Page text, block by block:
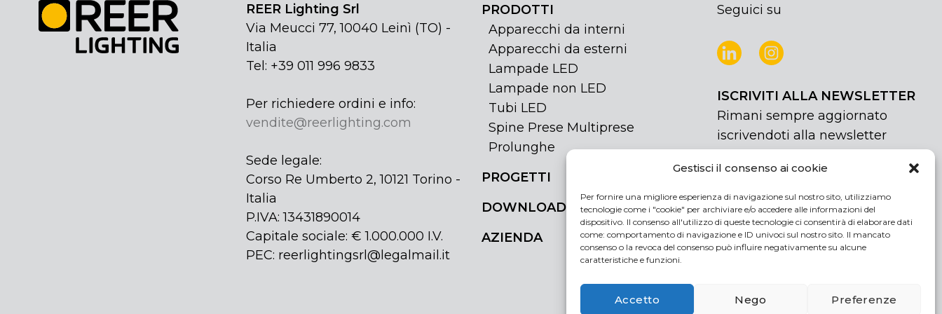
Gestisci il consenso ai cookie
Per fornire una migliore esperienza di navigazione sul nostro sito, utilizziamo
tecnologie come i "cookie" per archiviare e/o accedere alle informazioni del
dispositivo. Il consenso all'utilizzo di queste tecnologie ci consentirà di elaborare dati
come: comportamento di navigazione e ID univoci sul nostro sito. Il mancato
consenso o la revoca del consenso può influire negativamente su alcune
caratteristiche e funzioni.
Accetto Nego Preferenze
REER Lighting Srl
Via Meucci 77, 10040 Leinì (TO) -
Italia
Tel: +39 011 996 9833
Per richiedere ordini e info:
vendite@reerlighting.com
Sede legale:
Corso Re Umberto 2, 10121 Torino -
Italia
P.IVA: 13431890014
Capitale sociale: € 1.000.000 I.V.
PEC: reerlightingsrl@legalmail.it
PRODOTTI
Apparecchi da interni
Apparecchi da esterni
Lampade LED
Lampade non LED
Tubi LED
Spine Prese Multiprese
Prolunghe
PROGETTI
DOWNLOAD
AZIENDA
Seguici su
ISCRIVITI ALLA NEWSLETTER
Rimani sempre aggiornato
iscrivendoti alla newsletter
NEWSLETTER
Acconsento al trattamento dei miei
dati personali
If
are
human,
leave